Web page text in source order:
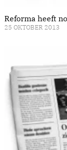
Reforma heeft
25 OKTOBER 2013